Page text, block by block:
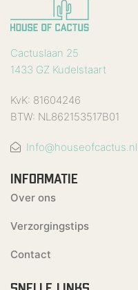
Cactuslaan 25
1433 GZ Kudelstaart
KvK: 81604246
BTW: NL862153517B01
Info@houseofcactus.nl
INFORMATIE
Over ons
Verzorgingstips
Contact